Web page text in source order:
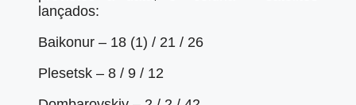
lançados:
Baikonur – 18 (1) / 21 / 26
Plesetsk – 8 / 9 / 12